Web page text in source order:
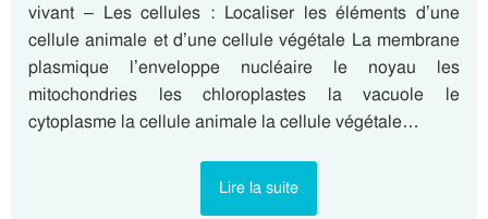
vivant – Les cellules : Localiser les éléments d’une
cellule animale et d’une cellule végétale La membrane
plasmique l’enveloppe nucléaire le noyau les
mitochondries les chloroplastes la vacuole le
cytoplasme la cellule animale la cellule végétale…
Lire la suite